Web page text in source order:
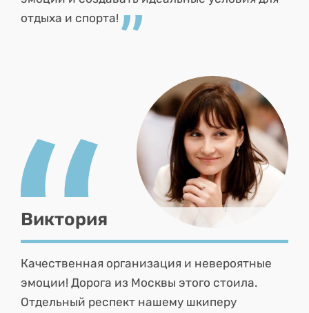
отдыха и спорта!
Виктория
Качественная организация и невероятные
эмоции! Дорога из Москвы этого стоила.
Отдельный респект нашему шкиперу